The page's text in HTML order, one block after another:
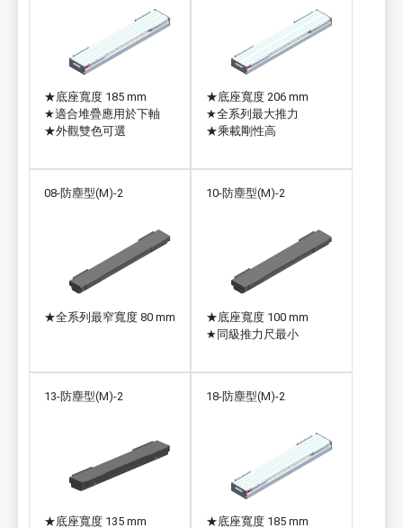
★底座寬度 185 mm
★適合堆疊應用於下軸
★外觀雙色可選
★底座寬度 206 mm
★全系列最大推力
★乘載剛性高
08-防塵型(M)-2
★全系列最窄寬度 80 mm
10-防塵型(M)-2
★底座寬度 100 mm
★ 同級推力尺最小
13-防塵型(M)-2
★底座寬度 135 mm
18-防塵型(M)-2
★底座寬度 185 mm